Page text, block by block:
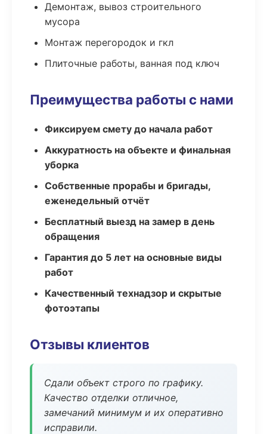
Демонтаж, вывоз строительного
мусора
Монтаж перегородок и гкл
Плиточные работы, ванная под ключ
Преимущества работы с нами
Фиксируем смету до начала работ
Аккуратность на объекте и финальная
уборка
Собственные прорабы и бригады,
еженедельный отчёт
Бесплатный выезд на замер в день
обращения
Гарантия до 5 лет на основные виды
работ
Качественный технадзор и скрытые
фотоэтапы
Отзывы клиентов
Сдали объект строго по графику.
Качество отделки отличное,
замечаний минимум и их оперативно
исправили.